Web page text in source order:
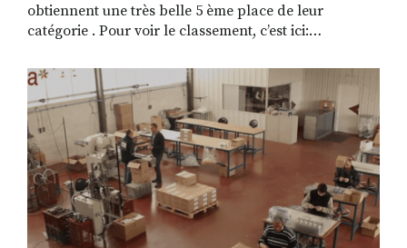
obtiennent une très belle 5 ème place de leur
catégorie . Pour voir le classement, c’est ici:
——— Un nouveau message de vos Gazelles préférées
envoyé le 5 /4 Nous voilà sur le point de reprendre la
route direction Tanger pour prendre le bateau après
avoir […]